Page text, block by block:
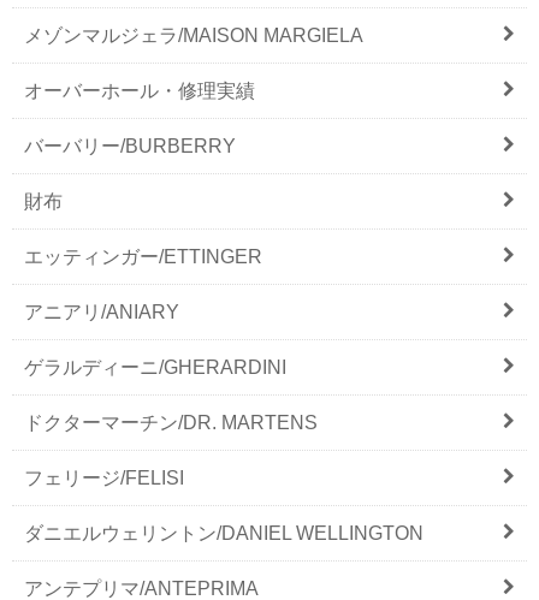
メゾンマルジェラ/MAISON MARGIELA
オーバーホール・修理実績
バーバリー/BURBERRY
財布
エッティンガー/ETTINGER
アニアリ/ANIARY
ゲラルディーニ/GHERARDINI
ドクターマーチン/DR. MARTENS
フェリージ/FELISI
ダニエルウェリントン/DANIEL WELLINGTON
アンテプリマ/ANTEPRIMA